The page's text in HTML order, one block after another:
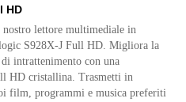
HD
nostro lettore multimediale in
S928X-J Full HD. Migliora la
di intrattenimento con una
HD cristallina. Trasmetti in
film, programmi e musica preferiti